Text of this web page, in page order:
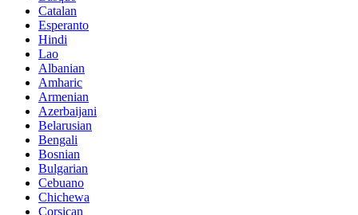
Catalan
Esperanto
Hindi
Lao
Albanian
Amharic
Armenian
Azerbaijani
Belarusian
Bengali
Bosnian
Bulgarian
Cebuano
Chichewa
Corsican